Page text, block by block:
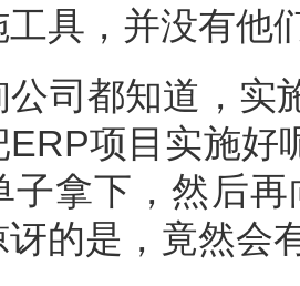
具，并没有他
公司都知道，实
ERP项目实施好
子拿下，然后
的是，竟然会